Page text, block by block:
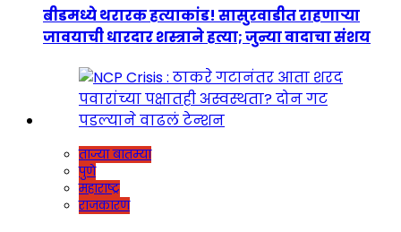
बीडमध्ये थरारक हत्याकांड! सासुरवाडीत राहणाऱ्या
जावयाची धारदार शस्त्राने हत्या; जुन्या वादाचा संशय
ताज्या बातम्या
पुणे
महाराष्ट्र
राजकारण